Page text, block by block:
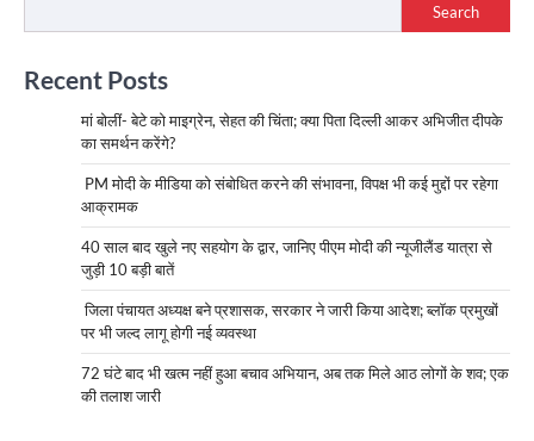
Search
Recent Posts
मां बोलीं- बेटे को माइग्रेन, सेहत की चिंता; क्या पिता दिल्ली आकर अभिजीत दीपके
का समर्थन करेंगे?
PM मोदी के मीडिया को संबोधित करने की संभावना, विपक्ष भी कई मुद्दों पर रहेगा
आक्रामक
40 साल बाद खुले नए सहयोग के द्वार, जानिए पीएम मोदी की न्यूजीलैंड यात्रा से
जुड़ी 10 बड़ी बातें
जिला पंचायत अध्यक्ष बने प्रशासक, सरकार ने जारी किया आदेश; ब्लॉक प्रमुखों
पर भी जल्द लागू होगी नई व्यवस्था
72 घंटे बाद भी खत्म नहीं हुआ बचाव अभियान, अब तक मिले आठ लोगों के शव; एक
की तलाश जारी